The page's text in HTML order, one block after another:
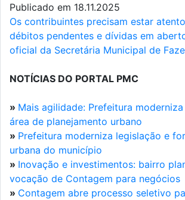
Publicado em 18.11.2025
Os contribuintes precisam estar
débitos pendentes e dívidas em
oficial da Secretária Municipal de
NOTÍCIAS DO PORTAL PMC
» Mais agilidade: Prefeitura
área de planejamento urbano
» Prefeitura moderniza legislação e
urbana do município
» Inovação e investimentos: bairro
vocação de Contagem para negócios
» Contagem abre processo seletivo